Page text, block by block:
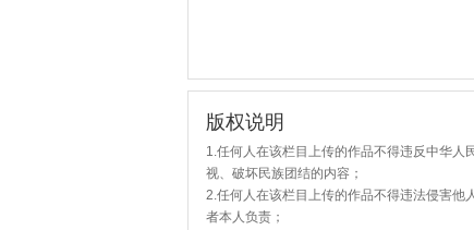
版权说明
1.任何人在该栏目上传的作品不得违反中华
视、破坏民族团结的内容；
2.任何人在该栏目上传的作品不得违法侵害他
者本人负责；